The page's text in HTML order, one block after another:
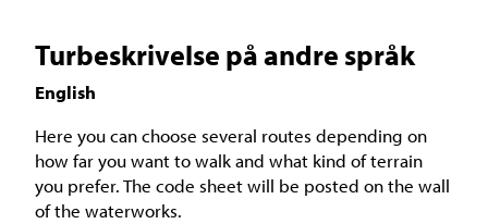
Turbeskrivelse på andre språk
English
Here you can choose several routes depending on
how far you want to walk and what kind of terrain
you prefer. The code sheet will be posted on the wall
of the waterworks.